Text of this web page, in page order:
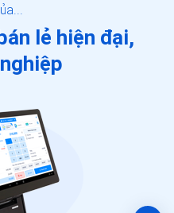
lẻ hiện đại,